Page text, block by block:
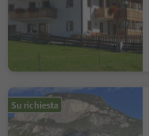
Su richiesta